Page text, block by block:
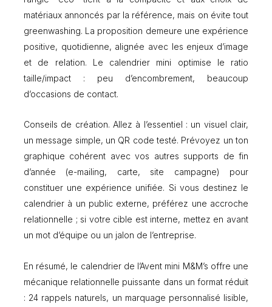
matériaux annoncés par la référence, mais on évite tout
greenwashing. La proposition demeure une expérience
positive, quotidienne, alignée avec les enjeux d’image
et de relation. Le calendrier mini optimise le ratio
taille/impact : peu d’encombrement, beaucoup
d’occasions de contact.
Conseils de création. Allez à l’essentiel : un visuel clair,
un message simple, un QR code testé. Prévoyez un ton
graphique cohérent avec vos autres supports de fin
d’année (e-mailing, carte, site campagne) pour
constituer une expérience unifiée. Si vous destinez le
calendrier à un public externe, préférez une accroche
relationnelle ; si votre cible est interne, mettez en avant
un mot d’équipe ou un jalon de l’entreprise.
En résumé, le calendrier de l’Avent mini M&M’s offre une
mécanique relationnelle puissante dans un format réduit
: 24 rappels naturels, un marquage personnalisé lisible,